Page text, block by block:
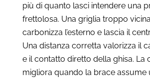
più di quanto lasci intendere una
frettolosa. Una griglia troppo
carbonizza l’esterno e lascia il
Una distanza corretta valorizza il
e il contatto diretto della ghisa. La
migliora quando la brace assume